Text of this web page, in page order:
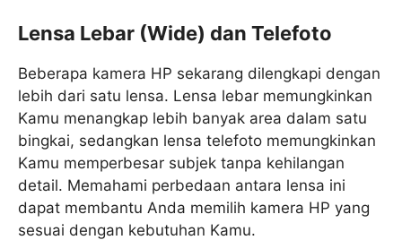
Lensa Lebar (Wide) dan Telefoto
Beberapa kamera HP sekarang dilengkapi dengan
lebih dari satu lensa. Lensa lebar memungkinkan
Kamu menangkap lebih banyak area dalam satu
bingkai, sedangkan lensa telefoto memungkinkan
Kamu memperbesar subjek tanpa kehilangan
detail. Memahami perbedaan antara lensa ini
dapat membantu Anda memilih kamera HP yang
sesuai dengan kebutuhan Kamu.